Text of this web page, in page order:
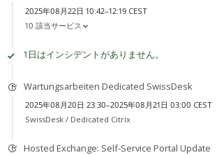
2025年08月22日 10:42–12:19 CEST
10 該当サービス
1日はインシデントがありません。
Wartungsarbeiten Dedicated SwissDesk
2025年08月20日 23:30–2025年08月21日 03:00 CEST
SwissDesk / Dedicated Citrix
Hosted Exchange: Self-Service Portal Update